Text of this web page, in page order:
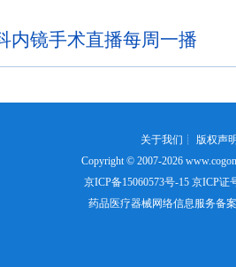
内镜手术直播每周一播
关于我们 ┊ 版权声
Copyright © 2007-2026
京ICP备15060573号-15京ICP证
药品医疗器械网络信息服务备